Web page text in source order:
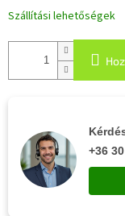
Szállítási lehetőségek
+36